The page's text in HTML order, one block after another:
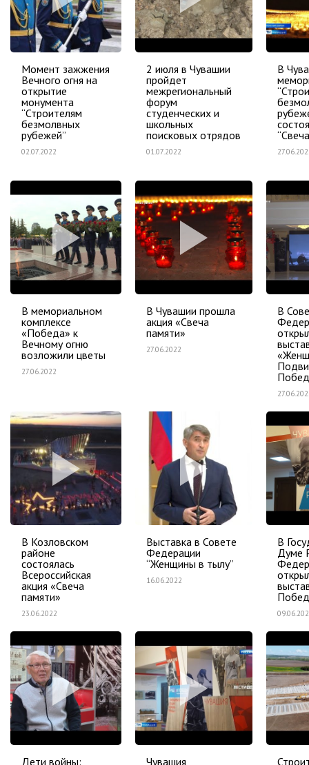
Момент зажжения
Вечного огня на
открытие
монумента
“Строителям
безмолвных
рубежей”
02.07.2022
2 июля в Чувашии
пройдет
межрегиональный
форум
студенческих и
школьных
поисковых отрядов
01.07.2022
В
В мемориальном
комплексе
«Победа» к
Вечному огню
возложили цветы
27.06.2022
В Чувашии прошла
акция «Свеча
памяти»
27.06.2022
В
В Козловском
районе
состоялась
Всероссийская
акция «Свеча
памяти»
23.06.2022
Выставка в Совете
Федерации
“Женщины в тылу”
16.06.2022
В
Думе
Дети войны:
Чувашия